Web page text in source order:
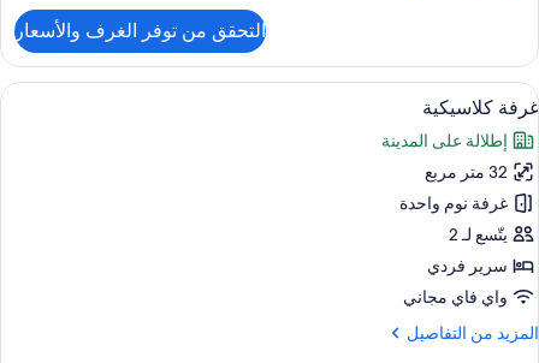
غرفة
كلاسيكية
-
سرير
ملكي
(High
Floor)
التحقق من توفر الغرف والأسعار
استعراض
جميع
صور
غرفة
كلاسيكية
9
غرفة كلاسيكية
إطلالة على المدينة
32 متر مربع
غرفة نوم واحدة
يتّسع لـ 2
سرير فردي
واي فاي مجاني
المزيد من التفاصيل
المزيد